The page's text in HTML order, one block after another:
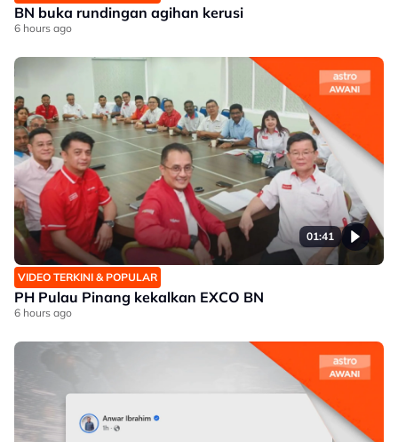
BN buka rundingan agihan kerusi
6 hours ago
01:41
VIDEO TERKINI & POPULAR
PH Pulau Pinang kekalkan EXCO BN
6 hours ago